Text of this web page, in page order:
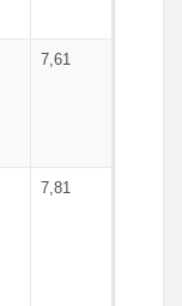
7,61
7,81